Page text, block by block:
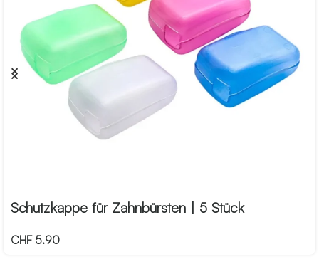
Schutzkappe für Zahnbürsten | 5 Stück
CHF5.90